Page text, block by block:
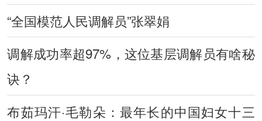
“全国模范人民调解员”张翠娟
调解成功率超97%，这位基层调解员有啥秘
诀？
布茹玛汗·毛勒朵：最年长的中国妇女十三